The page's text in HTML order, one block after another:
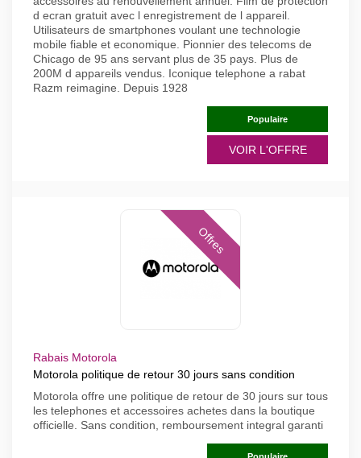
d ecran gratuit avec l enregistrement de l appareil.
Utilisateurs de smartphones voulant une technologie
mobile fiable et economique. Pionnier des telecoms de
Chicago de 95 ans servant plus de 35 pays. Plus de
200M d appareils vendus. Iconique telephone a rabat
Razm reimagine. Depuis 1928
Populaire
VOIR L'OFFRE
Offres
Rabais Motorola
Motorola politique de retour 30 jours sans condition
Motorola offre une politique de retour de 30 jours sur tous
les telephones et accessoires achetes dans la boutique
officielle. Sans condition, remboursement integral garanti